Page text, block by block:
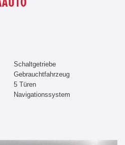
Schaltgetriebe
Gebrauchtfahrzeug
5 Türen
Navigationssystem